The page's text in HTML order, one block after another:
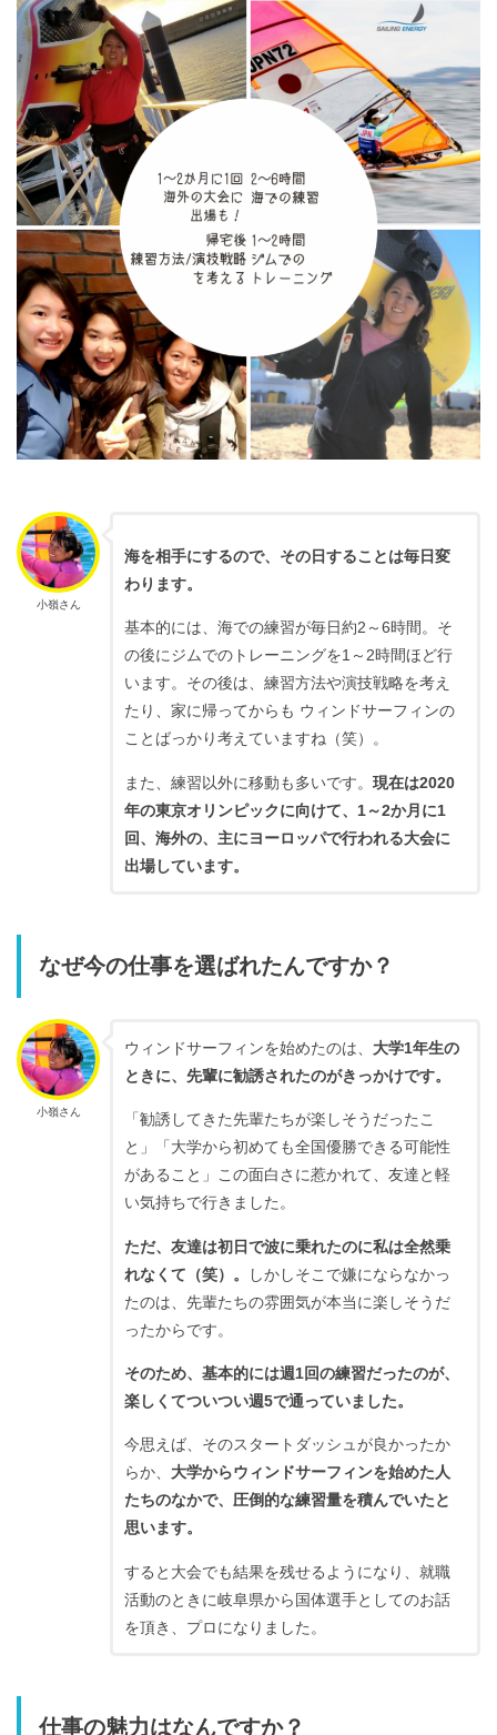
小嶺さん
海を相手にするので、その日することは毎日変
わります。
基本的には、海での練習が毎日約2～6時間。そ
の後にジムでのトレーニングを1～2時間ほど行
います。その後は、練習方法や演技戦略を考え
たり、家に帰ってからも ウィンドサーフィンの
ことばっかり考えていますね（笑）。
また、練習以外に移動も多いです。現在は2020
年の東京オリンピックに向けて、1～2か月に1
回、海外の、主にヨーロッパで行われる大会に
出場しています。
なぜ今の仕事を選ばれたんですか？
小嶺さん
ウィンドサーフィンを始めたのは、 大学1年生の
ときに、先輩に勧誘されたのがきっかけです。
「勧誘してきた先輩たちが楽しそうだったこ
と」「大学から初めても全国優勝できる可能性
があること」
この面白さに惹かれて、友達と軽
い気持ちで行きました。
ただ、友達は初日で波に乗れたのに私は全然乗
れなくて（笑）。
しかしそこで嫌にならなかっ
たのは、先輩たちの雰囲気が本当に楽しそうだ
ったからです。
そのため、基本的には週1回の練習だったのが、
楽しくてついつい週5で通っていました。
今思えば、そのスタートダッシュが良かったか
らか、 大学からウィンドサーフィンを始めた人
たちのなかで、圧倒的な練習量を積んでいたと
思います。
すると大会でも結果を残せるようになり、就職
活動のときに岐阜県から国体選手としてのお話
を頂き、プロになりました。
仕事の魅力はなんですか？